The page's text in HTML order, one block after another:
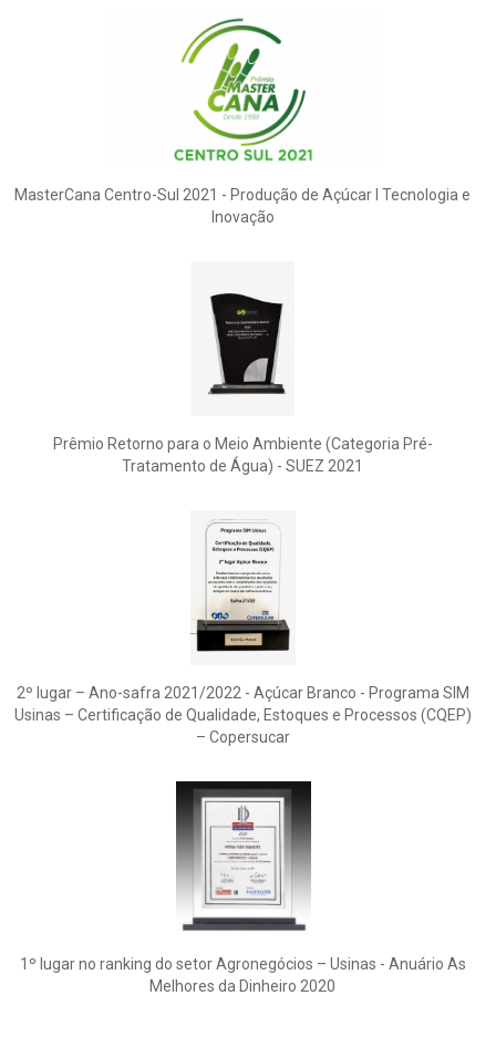
MasterCana Centro-Sul 2021 - Produção de Açúcar I Tecnologia e
Inovação
Prêmio Retorno para o Meio Ambiente (Categoria Pré-
Tratamento de Água) - SUEZ 2021
2º lugar – Ano-safra 2021/2022 - Açúcar Branco - Programa SIM
Usinas – Certificação de Qualidade, Estoques e Processos (CQEP)
– Copersucar
1º lugar no ranking do setor Agronegócios – Usinas - Anuário As
Melhores da Dinheiro 2020